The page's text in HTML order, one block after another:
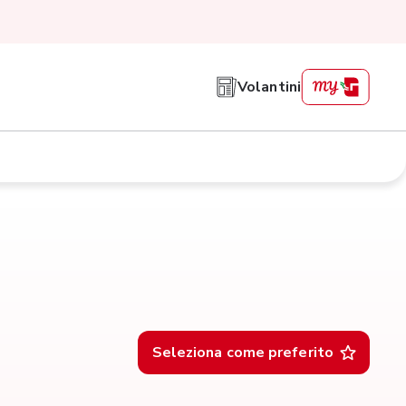
Volantini
Seleziona come preferito